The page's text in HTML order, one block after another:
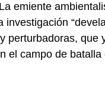
emiente
investigación
perturbadoras, que
el campo de